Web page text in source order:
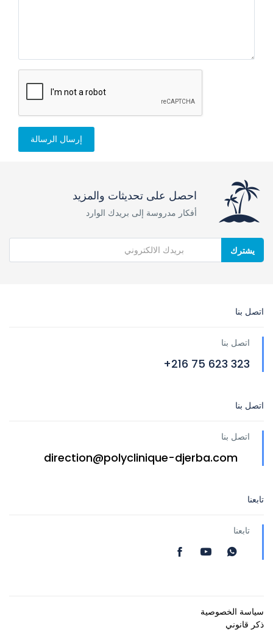
إرسال الرسالة
احصل على تحديثات والمزيد
أفكار مدروسة إلى بريدك الوارد
يشترك
اتصل بنا
اتصل بنا
323 623 75 216+
اتصل بنا
اتصل بنا
direction@polyclinique-djerba.com
تابعنا
تابعنا
سياسة الخصوصية
ذكر قانوني